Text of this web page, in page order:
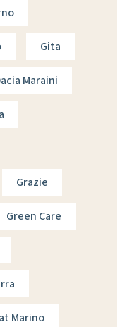
Gita
Maraini
Grazie
Green Care
Marino